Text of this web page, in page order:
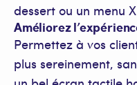
dessert ou un menu
Améliorez
Permettez à vos
plus sereinement,